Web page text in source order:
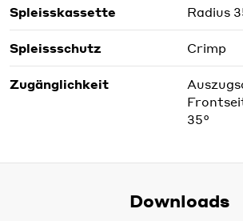
Spleisskassette Radius
Spleissschutz Crimp
Zugänglichkeit
35°
Downloads